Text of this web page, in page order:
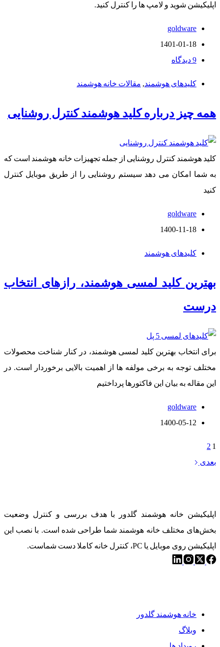
اپلیکیشن شوید و لامپ ها را کنترل کنید.
goldware
1401-01-18
9 دیدگاه
کلیدهای هوشمند, مقالات خانه هوشمند
همه چیز درباره کلید هوشمند کنترل روشنایی
کلید هوشمند کنترل روشنایی از جمله تجهیزات خانه هوشمند است که
به شما امکان می دهد سیستم روشنایی را از طریق موبایل کنترل
کنید
goldware
1400-11-18
کلیدهای هوشمند
بهترین کلید لمسی هوشمند، رازهای انتخاب
درست
برای انتخاب بهترین کلید لمسی هوشمند، در کنار شناخت محصولات
مختلف توجه به برخی مولفه ها از اهمیت بالایی برخوردار است. در
این مقاله به بیان این فاکتورها پرداختیم
goldware
1400-05-12
1
2
بعدی
اپلیکیشن خانه هوشمند گلدور با هدف بررسی و کنترل وضعیت
بخش‌های مختلف خانه هوشمند شما طراحی شده است. با نصب این
اپلیکیشن روی موبایل یا PC، کنترل خانه کاملا دست شماست.
خانه هوشمند گلدور
وبلاگ